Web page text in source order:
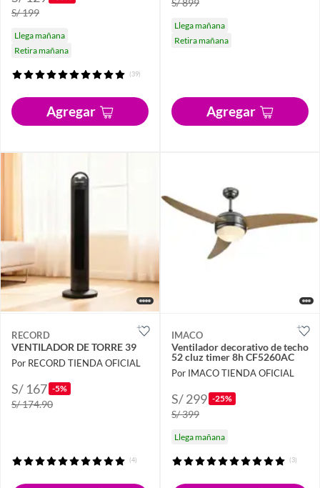
S/ 199
Llega mañana
Retira mañana
(39)
Agregar
S/ 899
Llega mañana
Retira mañana
Agregar
RECORD
VENTILADOR DE TORRE 39
Por RECORD TIENDA OFICIAL
S/ 167 -5%
S/ 174.90
(4)
IMACO
Ventilador decorativo de techo
52 cluz timer 8h CF5260AC
Por IMACO TIENDA OFICIAL
S/ 299 -25%
S/ 399
Llega mañana
(3)